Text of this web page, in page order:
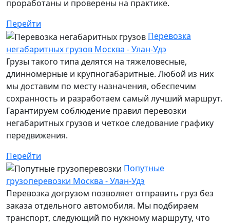
проработаны и проверены на практике.
Перейти
Перевозка
негабаритных грузов Москва - Улан-Удэ
Грузы такого типа делятся на тяжеловесные,
длинномерные и крупногабаритные. Любой из них
мы доставим по месту назначения, обеспечим
сохранность и разработаем самый лучший маршрут.
Гарантируем соблюдение правил перевозки
негабаритных грузов и четкое следование графику
передвижения.
Перейти
Попутные
грузоперевозки Москва - Улан-Удэ
Перевозка догрузом позволяет отправить груз без
заказа отдельного автомобиля. Мы подбираем
транспорт, следующий по нужному маршруту, что